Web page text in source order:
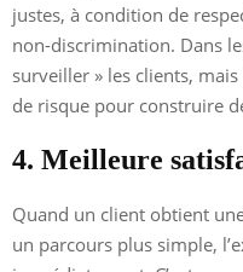
justes, à condition de
non-discrimination. Dans
surveiller » les clients,
de risque pour construire
4. Meilleure
Quand un client obtient
un parcours plus simple,